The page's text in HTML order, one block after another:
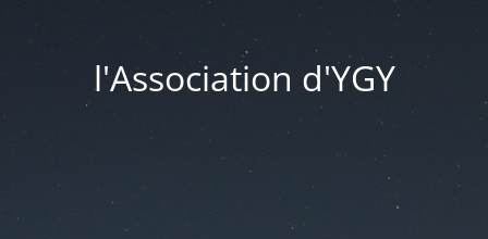
l'Association d'YGY